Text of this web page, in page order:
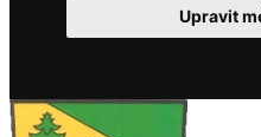
Upravit